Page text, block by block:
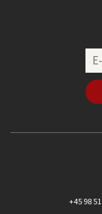
+45 98